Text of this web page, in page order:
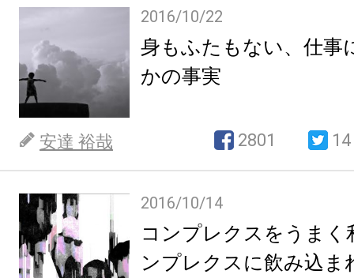
2016/10/22
身もふたもない、仕事
かの事実
安達 裕哉 2801 14
2016/10/14
コンプレクスをうまく
ンプレクスに飲み込ま